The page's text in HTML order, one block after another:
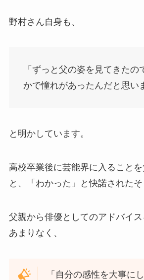
野村さん自身も、
「ずっと父の姿を見てきたの
かで憧れがあったんだと思い
と明かしています。
高校卒業後に芸能界に入ること
と、「わかった」と快諾されたそ
父親から俳優としてのアドバイ
あまりなく、
「自分の感性を大事にし